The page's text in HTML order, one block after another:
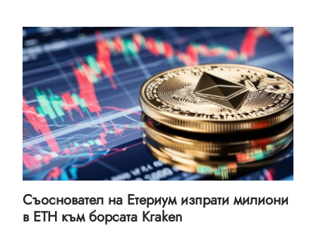
Съосновател на Етериум изпрати милиони
в ETH към борсата Kraken